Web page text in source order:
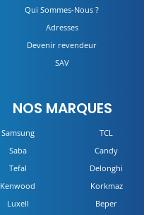
Qui Sommes-Nous ?
Adresses
Devenir revendeur
SAV
NOS MARQUES
Samsung
TCL
Saba
Candy
Tefal
Delonghi
Kenwood
Korkmaz
Luxell
Beper